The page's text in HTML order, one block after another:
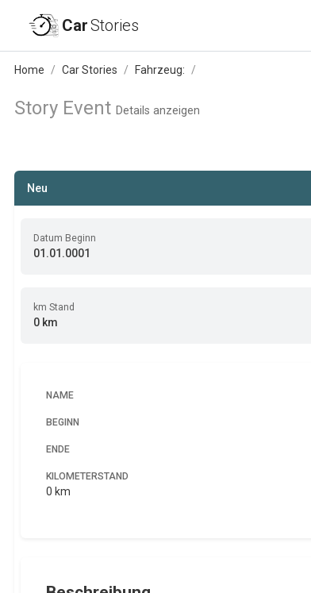
CarStories
Home Car Stories Fahrzeug:
Story Event Details anzeigen
Neu
Datum Beginn
01.01.0001
km Stand
0 km
NAME
BEGINN
ENDE
KILOMETERSTAND
0 km